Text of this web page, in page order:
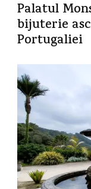
Palatul
bijuterie
Portugaliei